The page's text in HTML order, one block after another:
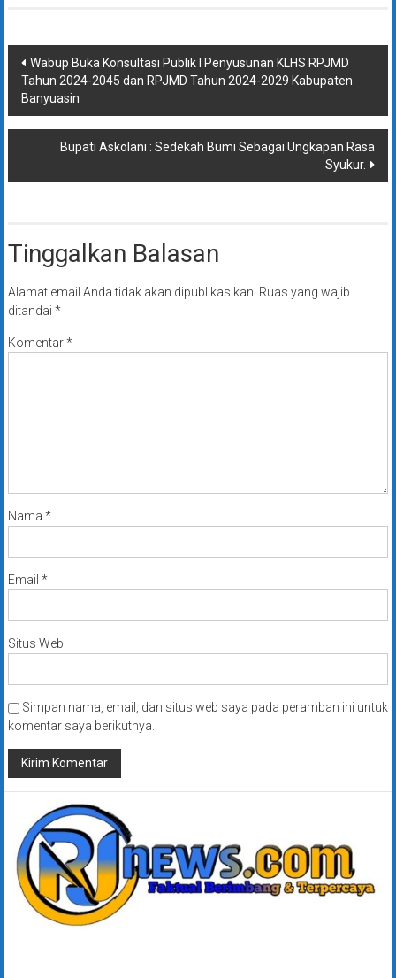
Navigasi
pos
Wabup Buka Konsultasi Publik l Penyusunan KLHS RPJMD
Tahun 2024-2045 dan RPJMD Tahun 2024-2029 Kabupaten
Banyuasin
Bupati Askolani : Sedekah Bumi Sebagai Ungkapan Rasa
Syukur.
Tinggalkan Balasan
Alamat email Anda tidak akan dipublikasikan. Ruas yang wajib
ditandai *
Komentar*
Nama *
Email *
Situs Web
Simpan nama, email, dan situs web saya pada peramban ini untuk
komentar saya berikutnya.